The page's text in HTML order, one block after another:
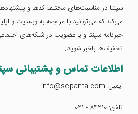
سپنتا در مناسبت‌های مختلف کدها و
می‌کند که می‌توانید با مراجعه به وبسایت و
خبرنامه سپنتا و یا عضویت در شبکه‌های
تخفیف‌ها باخبر شوید.
اطلاعات تماس و پشتیبانی
ایمیل: info@sepanta.com
تلفن: 84210 - 021